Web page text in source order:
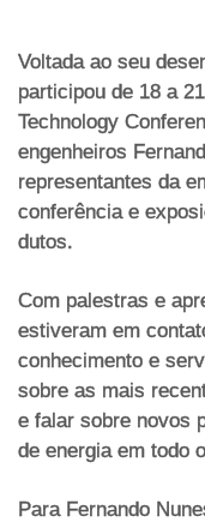
Voltada ao seu
participou de 18 a
Technology
engenheiros
representantes da
conferência e
dutos.
Com palestras e
estiveram em
conhecimento e
sobre as mais
e falar sobre novos
de energia em todo
Para Fernando